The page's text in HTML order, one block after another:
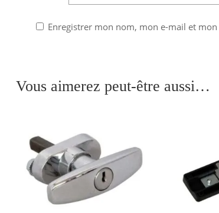
Enregistrer mon nom, mon e-mail et
Vous aimerez peut-être aussi…